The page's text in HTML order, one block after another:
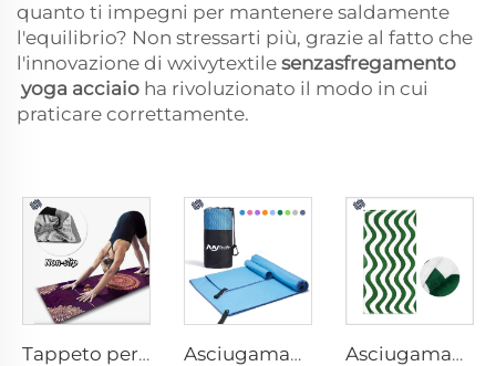
quanto ti impegni per mantenere saldamente
l'equilibrio? Non stressarti più, grazie al fatto che
l'innovazione di wxivytextile senzasfregamento
yoga acciaio ha rivoluzionato il modo in cui
praticare correttamente.
Tappeto per Yoga con Asciugamano Asciugamano sportivo in microfibra Asciugamano da Spiaggia in Cotone